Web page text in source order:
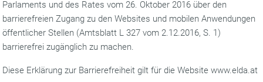
Parlaments und des Rates vom 26. Oktober 2016 über den
barrierefreien Zugang zu den Websites und mobilen Anwendungen
öffentlicher Stellen (Amtsblatt L 327 vom 2.12.2016, S. 1)
barrierefrei zugänglich zu machen.
Diese Erklärung zur Barrierefreiheit gilt für die Website www.elda.at